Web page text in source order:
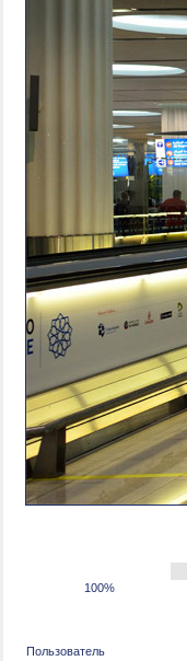
100%
Пользователь